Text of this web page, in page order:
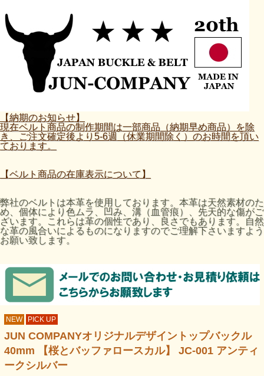
【納期のお知らせ】
現在ベルト商品の制作期間は一部商品（納期早め商品）を除
き、ご注文確定後より5-6週（休業期間除く）のお時間を頂い
ております。
【ベルト商品の在庫表示について】
弊社のベルトは本革を使用しております。本革は天然素材のた
め、個体により色ムラ、凹み、溝（血管痕）、先天的な傷がご
ざいます。これらは革の個性であり、良さでもあります。自然
な革の風合いによるものになりますのでご理解下さいますよう
お願い致します。
NEW PICK UP
JUN COMPANYオリジナルデザイントップバックル
40mm 【桜とバッファロースカル】 JC-001 アンティ
ークシルバー